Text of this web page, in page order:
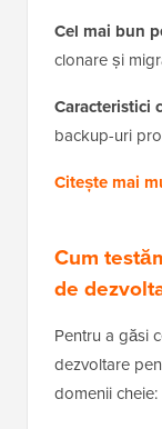
Cel mai bun
clonare și
Caracteristici
backup-uri
Citește mai
Cum
de
Pentru a găsi
dezvoltare
domenii cheie: